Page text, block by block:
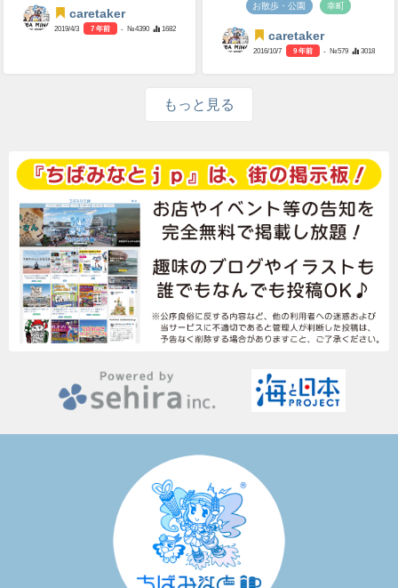
caretaker
2019/4/3 7 年前 - №4390 1682
お散歩・公園 幸町
caretaker
2016/10/7 9 年前 - №579 3018
もっと見る